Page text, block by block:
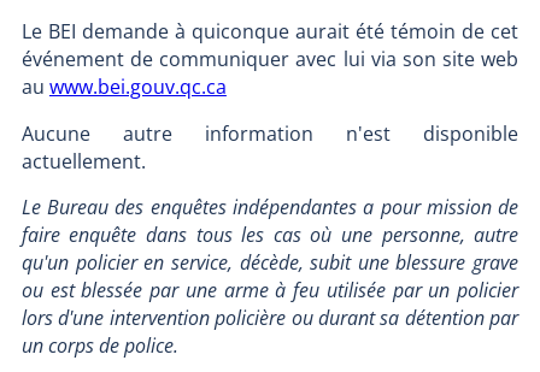
Le BEI demande à quiconque aurait été témoin de cet
événement de communiquer avec lui via son site web
au www.bei.gouv.qc.ca
Aucune autre information n'est disponible
actuellement.
Le Bureau des enquêtes indépendantes a pour mission de
faire enquête dans tous les cas où une personne, autre
qu'un policier en service, décède, subit une blessure grave
ou est blessée par une arme à feu utilisée par un policier
lors d'une intervention policière ou durant sa détention par
un corps de police.